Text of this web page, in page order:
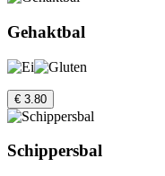
Gehaktbal
€ 3.80
Schippersbal